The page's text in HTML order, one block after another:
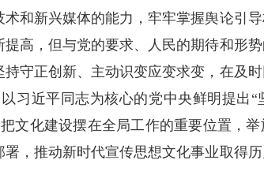
和新兴媒体的能力，牢牢掌握舆论引
高，但与党的要求、人民的期待和形势
守正创新、主动识变应变求变，在及
习近平同志为核心的党中央鲜明提出“
文化建设摆在全局工作的重要位置，
，推动新时代宣传思想文化事业取得